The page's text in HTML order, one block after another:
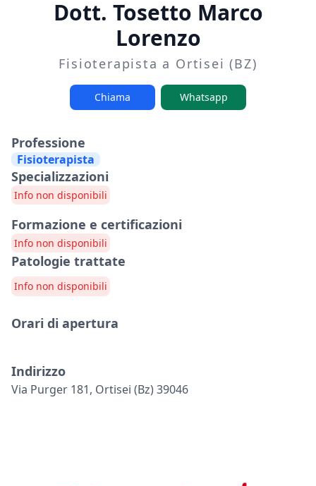
Dott. Tosetto Marco
Lorenzo
Fisioterapista a Ortisei (BZ)
Chiama Whatsapp
Professione
Fisioterapista
Specializzazioni
Info non disponibili
Formazione e certificazioni
Info non disponibili
Patologie trattate
Info non disponibili
Orari di apertura
Indirizzo
Via Purger 181, Ortisei (bz) 39046